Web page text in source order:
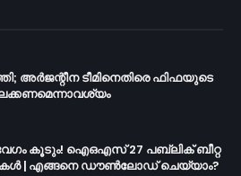
അർജന്റീന ടീമിനെതിരെ ഫിഫയുടെ
കൂടും! ഐഒഎസ് 27 പബ്ലിക് ബീറ്റ
| എങ്ങനെ ഡൗൺലോഡ് ചെയ്യാം?